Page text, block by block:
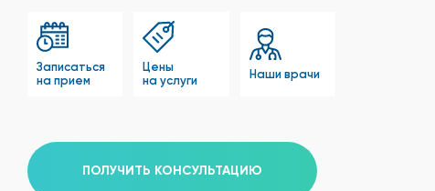
Записаться
на прием
Цены
на услуги
Наши врачи
ПОЛУЧИТЬ КОНСУЛЬТАЦИЮ